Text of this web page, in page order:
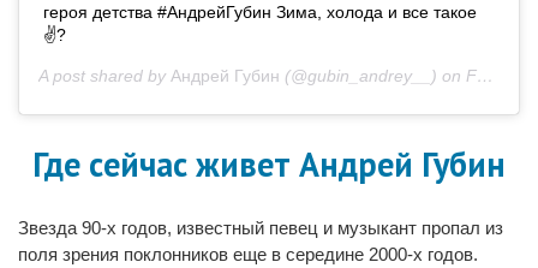
героя детства #АндрейГубин Зима, холода и все такое
✌?
A post shared by Андрей Губин (@gubin_andrey__) on Feb 11, 2019 at 11:36am PST
Где сейчас живет Андрей Губин
Звезда 90-х годов, известный певец и музыкант пропал из
поля зрения поклонников еще в середине 2000-х годов.